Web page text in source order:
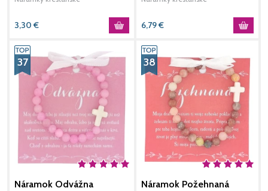
3,30 € 6,79€
37
Náramok Odvážna
38
Náramok Požehnaná